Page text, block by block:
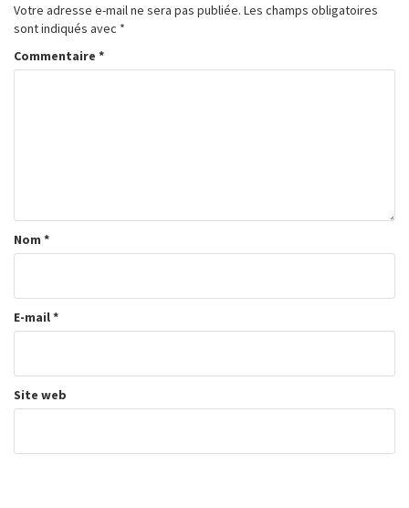
Votre adresse e-mail ne sera pas publiée. Les champs obligatoires
sont indiqués avec *
Commentaire *
Nom *
E-mail*
Site web